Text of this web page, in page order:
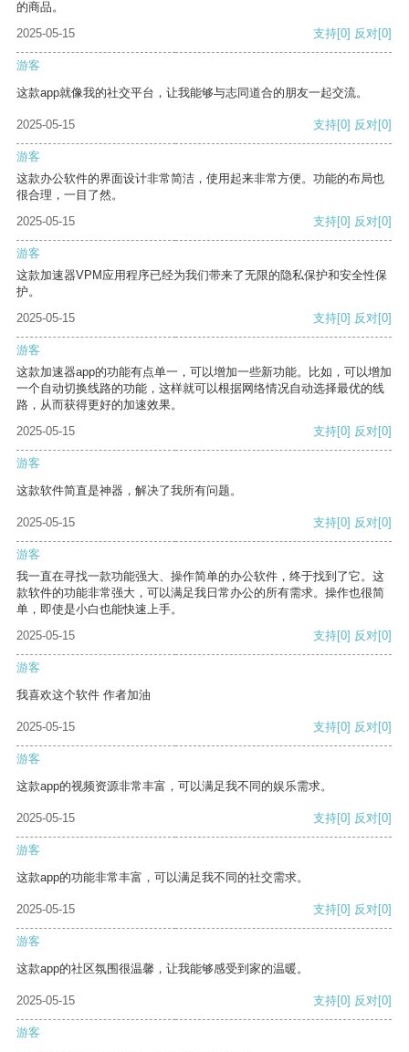
的商品。
2025-05-15
支持[0] 反对[0]
游客
这款app就像我的社交平台，让我能够与志同道合的朋友一起交流。
2025-05-15 支持[0] 反对[0]
游客
这款办公软件的界面设计非常简洁，使用起来非常方便。功能的布局也
很合理，一目了然。
2025-05-15
支持[0] 反对[0]
游客
这款加速器VPM应用程序已经为我们带来了无限的隐私保护和安全性保
护。
2025-05-15
支持[0] 反对[0]
游客
这款加速器app的功能有点单一，可以增加一些新功能。比如，可以增加
一个自动切换线路的功能，这样就可以根据网络情况自动选择最优的线
路，从而获得更好的加速效果。
2025-05-15
支持[0] 反对[0]
游客
这款软件简直是神器，解决了我所有问题。
2025-05-15 支持[0] 反对[0]
游客
我一直在寻找一款功能强大、操作简单的办公软件，终于找到了它。这
款软件的功能非常强大，可以满足我日常办公的所有需求。操作也很简
单，即使是小白也能快速上手。
2025-05-15
支持[0] 反对[0]
游客
我喜欢这个软件 作者加油
2025-05-15 支持[0] 反对[0]
游客
这款app的视频资源非常丰富，可以满足我不同的娱乐需求。
2025-05-15 支持[0] 反对[0]
游客
这款app的功能非常丰富，可以满足我不同的社交需求。
2025-05-15 支持[0] 反对[0]
游客
这款app的社区氛围很温馨，让我能够感受到家的温暖。
2025-05-15 支持[0] 反对[0]
游客